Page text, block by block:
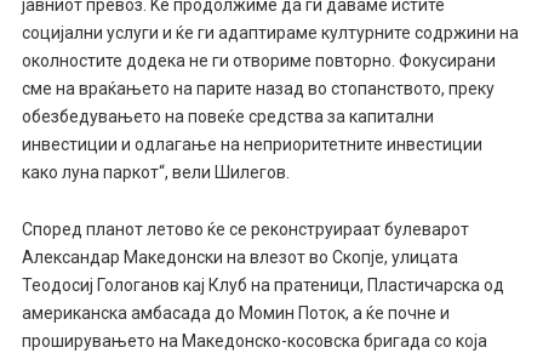
јавниот превоз. Ќе продолжиме да ги даваме истите
социјални услуги и ќе ги адаптираме културните содржини на
околностите додека не ги отвориме повторно. Фокусирани
сме на враќањето на парите назад во стопанството, преку
обезбедувањето на повеќе средства за капитални
инвестиции и одлагање на неприоритетните инвестиции
како луна паркот“, вели Шилегов.
Според планот летово ќе се реконструираат булеварот
Александар Македонски на влезот во Скопје, улицата
Теодосиј Гологанов кај Клуб на пратеници, Пластичарска од
американска амбасада до Момин Поток, а ќе почне и
проширувањето на Македонско-косовска бригада со која